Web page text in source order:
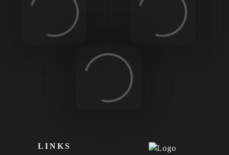
Loading... Loading...
Loading...
LINKS